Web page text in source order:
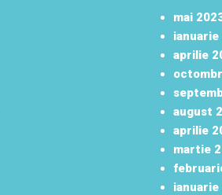
mai
ianuarie
aprilie
august
aprilie
martie
ianuarie